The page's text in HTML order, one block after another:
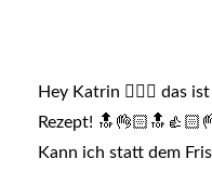
Hey Katrin 🙋🏻‍♀️ das
Rezept!
Kann ich statt dem